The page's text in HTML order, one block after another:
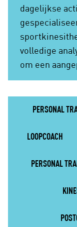
dagelijkse
volledige
om een
PERSONAL
LOOPCOACH
PERSONAL